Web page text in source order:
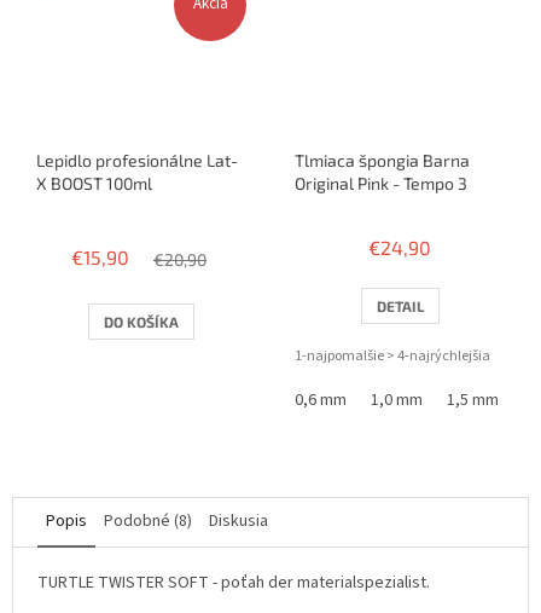
Lepidlo profesionálne Lat-
X BOOST 100ml
produktu
4,0
z
€15,90 €20,90
DO KOŠÍKA
Tlmiaca špongia Barna
Original Pink - Tempo 3
€24,90
DETAIL
1-najpomalšie > 4-najrýchlejšia
0,6 mm 1,0 mm 1,5 mm
Popis Podobné (8) Diskusia
TURTLE TWISTER SOFT - poťah der materialspezialist.